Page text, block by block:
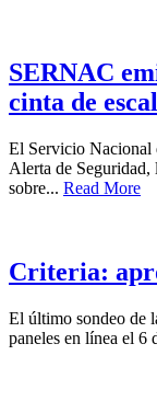
SERNAC
cinta de
El Servicio Nacional
Alerta de
sobre... Read More
Criteria:
El último sondeo de
paneles en línea el 6